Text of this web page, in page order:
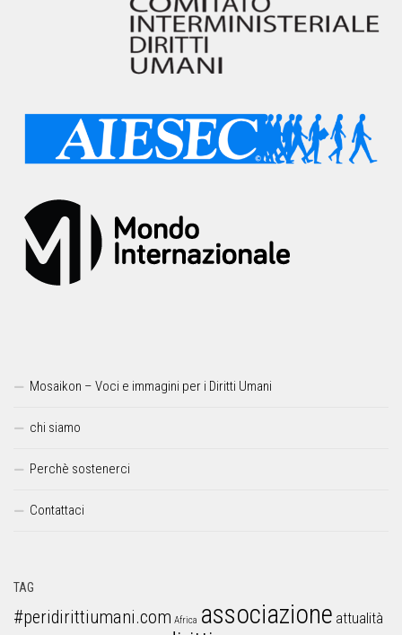
Mosaikon – Voci e immagini per i Diritti Umani
chi siamo
Perchè sostenerci
Contattaci
TAG
#peridirittiumani.com Africa associazione attualità